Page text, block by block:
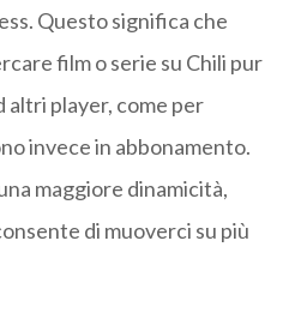
Questo significa che
film o serie su Chili pur
altri player, come per
invece in abbonamento.
maggiore dinamicità,
di muoverci su più